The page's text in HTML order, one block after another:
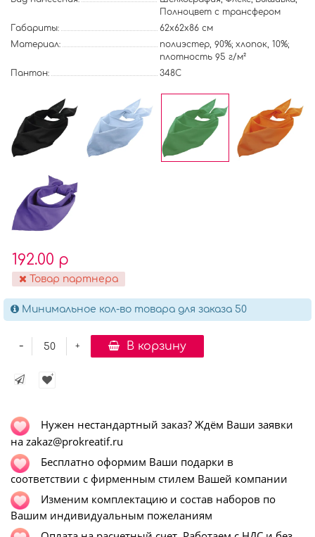
Полноцвет с трансфером
Габариты:
62х62х86 см
Материал:
полиэстер, 90%; хлопок, 10%;
плотность 95 г/м²
Пантон:
348C
192.00 р
Товар партнера
Минимальное кол-во товара для заказа 50
+
- В корзину
Нужен нестандартный заказ? Ждём Ваши заявки
на zakaz@prokreatif.ru
Бесплатно оформим Ваши подарки в
соответствии с фирменным стилем Вашей компании
Изменим комплектацию и состав наборов по
Вашим индивидуальным пожеланиям